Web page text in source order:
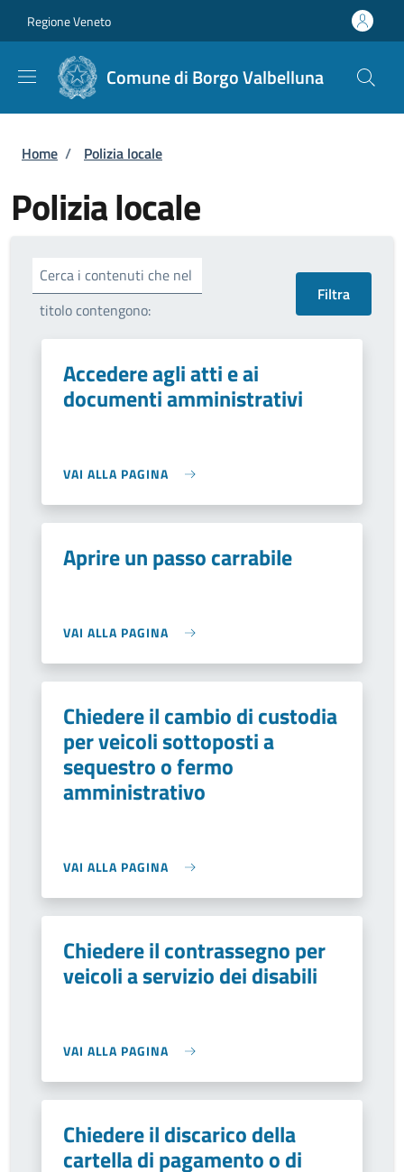
Regione Veneto
Comune di Borgo Valbelluna
Briciole di pane
Home / Polizia locale
Polizia locale
Cerca i contenuti che nel
titolo contengono:
Accedere agli atti e ai
documenti amministrativi
VAI ALLA PAGINA
Aprire un passo carrabile
VAI ALLA PAGINA
Chiedere il cambio di custodia
per veicoli sottoposti a
sequestro o fermo
amministrativo
VAI ALLA PAGINA
Chiedere il contrassegno per
veicoli a servizio dei disabili
VAI ALLA PAGINA
Chiedere il discarico della
cartella di pagamento o di